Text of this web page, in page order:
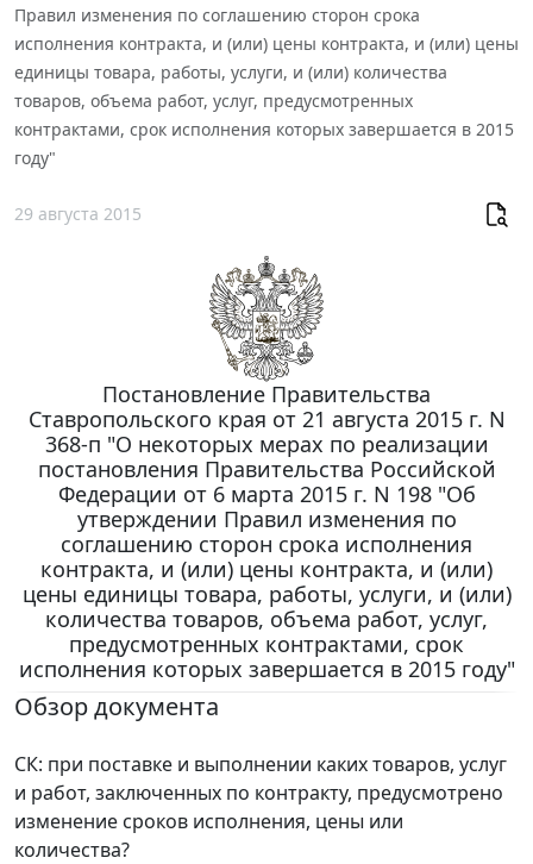
Правил изменения по соглашению сторон срока
исполнения контракта, и (или) цены контракта, и (или) цены
единицы товара, работы, услуги, и (или) количества
товаров, объема работ, услуг, предусмотренных
контрактами, срок исполнения которых завершается в 2015
году"
29 августа 2015
Постановление Правительства
Ставропольского края от 21 августа 2015 г. N
368-п "О некоторых мерах по реализации
постановления Правительства Российской
Федерации от 6 марта 2015 г. N 198 "Об
утверждении Правил изменения по
соглашению сторон срока исполнения
контракта, и (или) цены контракта, и (или)
цены единицы товара, работы, услуги, и (или)
количества товаров, объема работ, услуг,
предусмотренных контрактами, срок
исполнения которых завершается в 2015 году"
Обзор документа
СК: при поставке и выполнении каких товаров, услуг
и работ, заключенных по контракту, предусмотрено
изменение сроков исполнения, цены или
количества?